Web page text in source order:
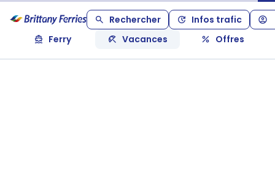
Rechercher
Infos trafic
Ferry
Vacances Offres